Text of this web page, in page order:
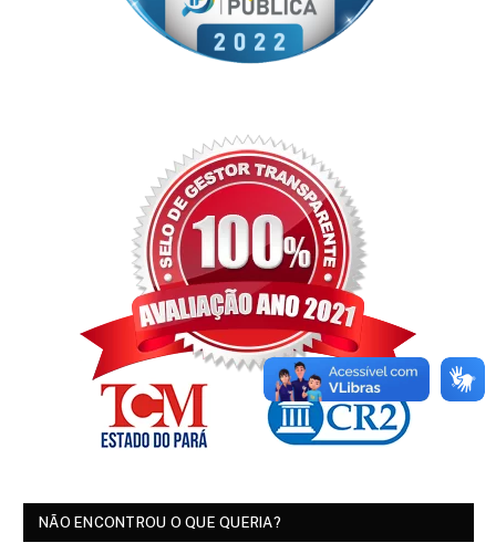
NÃO ENCONTROU O QUE QUERIA?